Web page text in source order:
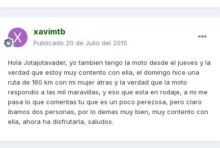
xavimtb
Publicado 20 de Julio del 2015
Hola Jotajotavader, yo tambien tengo la moto desde el jueves y la
verdad que estoy muy contento con ella, el domingo hice una
ruta de 160 km con mi mujer atras y la verdad que la moto
respondio a las mil maravillas, y eso que esta en rodaje, a mi me
pasa lo que comentas tu que es un poco perezosa, pero claro
ibamos dos personas, por lo demas muy bien, muy contento con
ella, ahora ha disfrutarla, saludos.